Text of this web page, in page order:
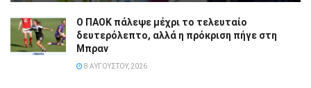
Ο ΠΑΟΚ πάλεψε μέχρι το τελευταίο
δευτερόλεπτο, αλλά η πρόκριση πήγε στη
Μπραν
8 ΑΥΓΟΎΣΤΟΥ, 2026